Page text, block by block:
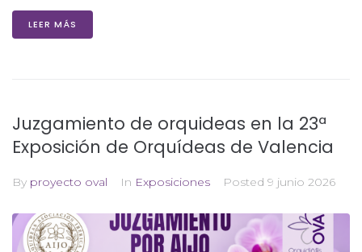
LEER MÁS
Juzgamiento de orquideas en la 23ª
Exposición de Orquídeas de Valencia
By proyecto oval In Exposiciones Posted 9 junio 2026